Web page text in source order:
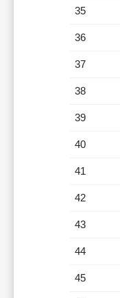
35
36
37
38
39
40
41
42
43
44
45